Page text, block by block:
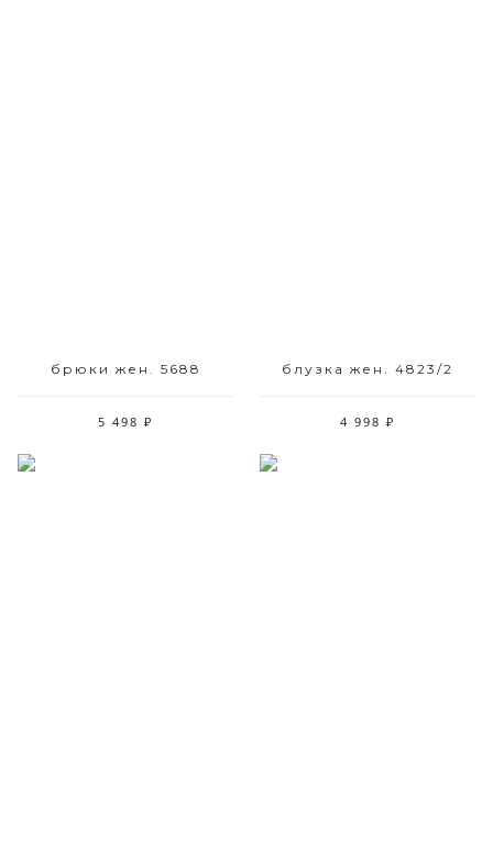
брюки жен. 5688
5 498 ₽
блузка жен. 4823/2
4 998 ₽